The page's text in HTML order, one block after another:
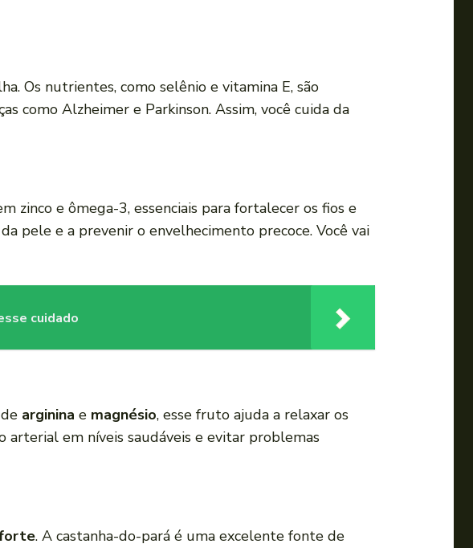
n
o
u
m
Os nutrientes, como selênio e vitamina E, são
como Alzheimer e Parkinson. Assim, você cuida da
zinco e ômega-3, essenciais para fortalecer os fios e
pele e a prevenir o envelhecimento precoce. Você vai
cuidado
arginina e magnésio, esse fruto ajuda a relaxar os
arterial em níveis saudáveis e evitar problemas
. A castanha-do-pará é uma excelente fonte de